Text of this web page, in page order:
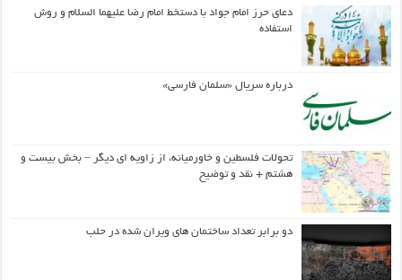
دعای حرز امام جواد با دستخط امام رضا علیهما السلام و روش
استفاده
درباره سریال «سلمان فارسی»
تحولات فلسطین و خاورمیانه، از زاویه ای دیگر – بخش بیست و
هشتم + نقد و توضیح
دو برابر تعداد ساختمان های ویران شده در حلب